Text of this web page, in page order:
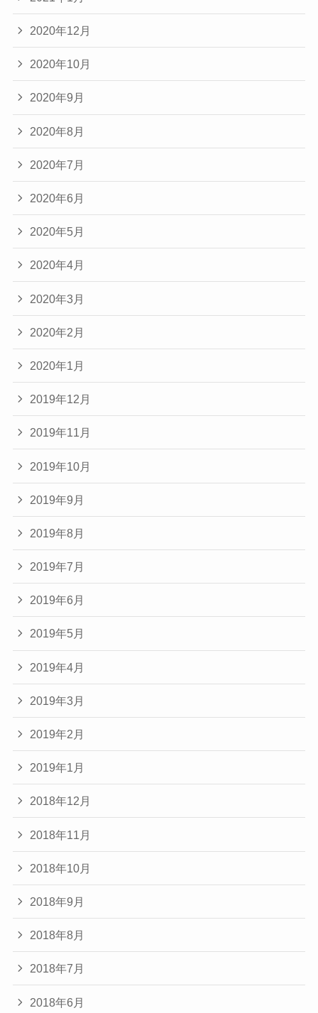
2020年12月
2020年10月
2020年9月
2020年8月
2020年7月
2020年6月
2020年5月
2020年4月
2020年3月
2020年2月
2020年1月
2019年12月
2019年11月
2019年10月
2019年9月
2019年8月
2019年7月
2019年6月
2019年5月
2019年4月
2019年3月
2019年2月
2019年1月
2018年12月
2018年11月
2018年10月
2018年9月
2018年8月
2018年7月
2018年6月